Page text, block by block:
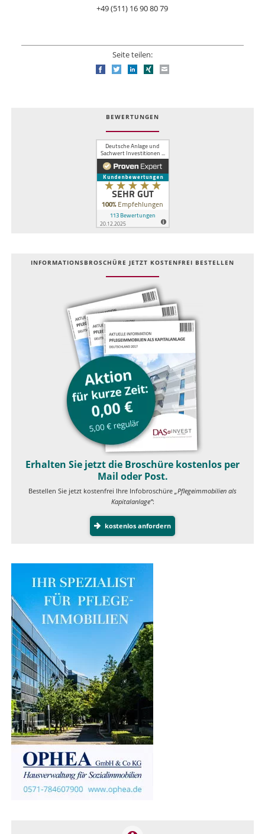
+49 (511) 16 90 80 79
Seite teilen:
FacebookTwitterLinkedIn
Xing
BEWERTUNGEN
INFOR­MATIONS­BROSCHÜRE JETZT KOSTEN­FREI BESTELLEN
Erhalten Sie jetzt die Broschüre kostenlos per
Mail oder Post.
Bestellen Sie jetzt kostenfrei Ihre Infobroschüre „Pflegeimmobilien als
Kapitalanlage”:
kostenlos anfordern